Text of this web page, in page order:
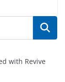
with Revive